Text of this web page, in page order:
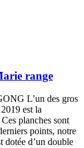
range
L’un des gros
est la
planches sont
points, notre
dotée d’un double